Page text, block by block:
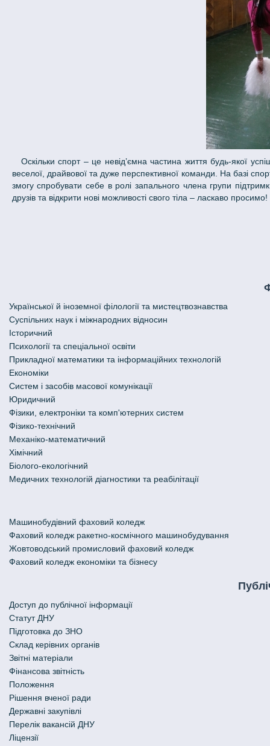
Оскільки спорт – це невід’ємна частина життя будь-якої успішної людини, ми запрошуємо усіх бажаючих приєднатися до нашої дружної,
веселої, драйвової та дуже перспективної команди. На базі
змогу спробувати себе в ролі запального члена групи
друзів та відкрити нові можливості свого тіла – ласкаво
Української й іноземної філології та мистецтвознавства
Cуспільних наук і міжнародних відносин
Історичний
Психології та спеціальної освіти
Прикладної математики та інформаційних технологій
Економіки
Систем і засобів масової комунікації
Юридичний
Фізики, електроніки та комп'ютерних систем
Фізико-технічний
Механіко-математичний
Хімічний
Біолого-екологічний
Медичних технологій діагностики та реабілітації
Машинобудівний фаховий коледж
Фаховий коледж ракетно-космічного машинобудування
Жовтоводський промисловий фаховий коледж
Фаховий коледж економіки та бізнесу
Доступ до публічної інформації
Статут ДНУ
Підготовка до ЗНО
Склад керівних органів
Звітні матеріали
Фінансова звітність
Положення
Рішення вченої ради
Державні закупівлі
Перелік вакансій ДНУ
Ліцензії